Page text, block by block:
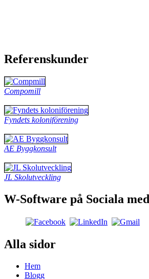
Referenskunder
Compomill
Fyndets koloniförening
AE Byggkonsult
JL Skolutveckling
W-Software på Sociala
Alla sidor
Hem
Blogg